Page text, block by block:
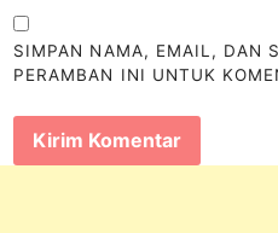
SIMPAN NAMA, EMAIL, DAN
PERAMBAN INI UNTUK